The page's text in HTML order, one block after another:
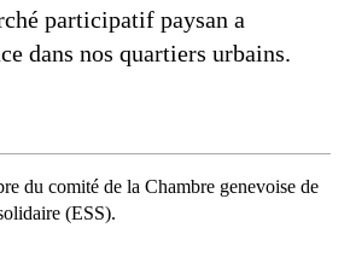
participatif paysan a
dans nos quartiers urbains.
du comité de la Chambre genevoise de
(ESS).